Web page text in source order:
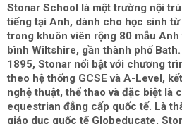
Stonar School là một trường nội
tiếng tại Anh, dành cho học sinh
trong khuôn viên rộng 80 mẫu
bình Wiltshire, gần thành phố
1895, Stonar nổi bật với chương
theo hệ thống GCSE và A-Level,
nghệ thuật, thể thao và đặc biệt là
equestrian đẳng cấp quốc tế. Là
giáo dục quốc tế Globeducate,